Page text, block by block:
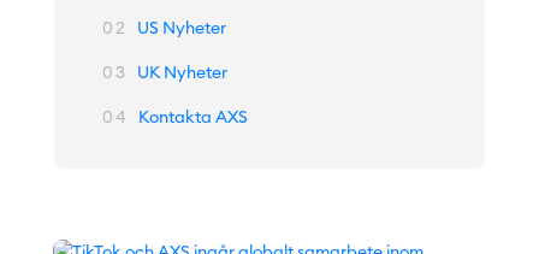
02 US Nyheter
03 UK Nyheter
04 Kontakta AXS